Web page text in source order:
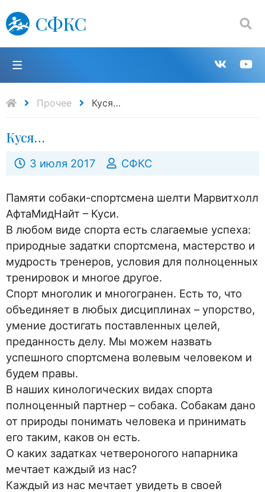
СФКС
Поиск:
Прочее Куся…
Куся…
3 июля 2017 СФКС
Памяти собаки-спортсмена шелти Марвитхолл
АфтаМидНайт – Куси.
В любом виде спорта есть слагаемые успеха:
природные задатки спортсмена, мастерство и
мудрость тренеров, условия для полноценных
тренировок и многое другое.
Спорт многолик и многогранен. Есть то, что
объединяет в любых дисциплинах – упорство,
умение достигать поставленных целей,
преданность делу. Мы можем назвать
успешного спортсмена волевым человеком и
будем правы.
В наших кинологических видах спорта
полноценный партнер – собака. Собакам дано
от природы понимать человека и принимать
его таким, каков он есть.
О каких задатках четвероногого напарника
мечтает каждый из нас?
Каждый из нас мечтает увидеть в своей